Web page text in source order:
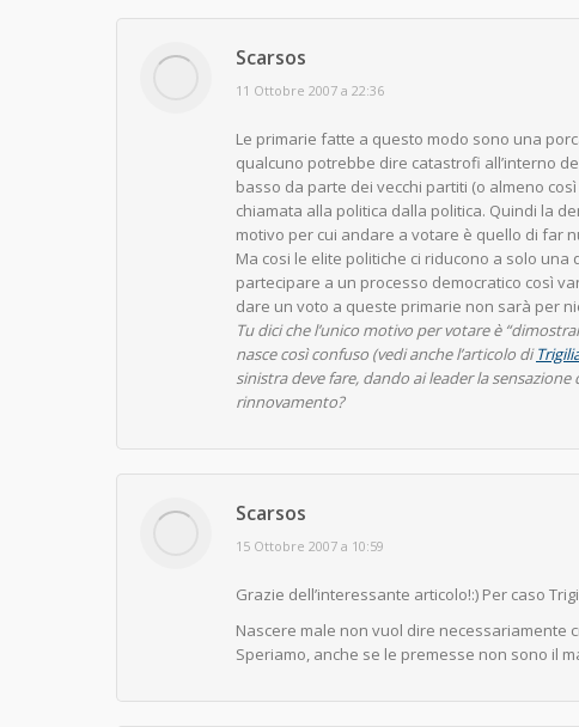
Scarsos
says:
11 Ottobre 2007 a 22:36
Le primarie fatte a questo modo sono una
qualcuno potrebbe dire catastrofi all’interno
basso da parte dei vecchi partiti (o almeno
chiamata alla politica dalla politica. Quindi la
motivo per cui andare a votare è quello di far
Ma cosi le elite politiche ci riducono a solo
partecipare a un processo democratico così
dare un voto a queste primarie non sarà per
Tu dici che l’unico motivo per votare è
nasce così confuso (vedi anche l’articolo di
sinistra deve fare, dando ai leader la
rinnovamento?
Scarsos
says:
15 Ottobre 2007 a 10:59
Grazie dell’interessante articolo!:) Per caso
Nascere male non vuol dire necessariamente
Speriamo, anche se le premesse non sono il